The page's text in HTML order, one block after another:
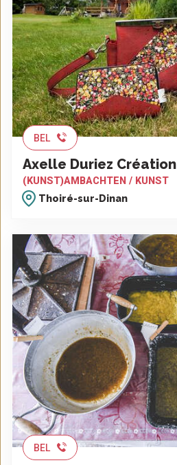
BEL
Axelle Duriez Création
(KUNST)AMBACHTEN / KUNST
Thoiré-sur-Dinan
BEL